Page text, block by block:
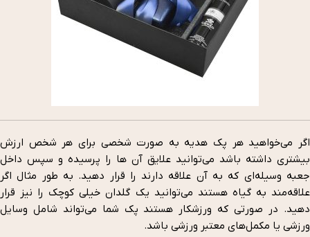
اگر می‌خواهید هر پک هدیه به صورت شخصی برای هر شخص ارزش
بیشتری داشته باشد می‌توانید علایق آن ها را پرسیده و سپس داخل
جعبه وسیله‌ای که به آن علاقه دارند را قرار دهید. به طور مثال اگر
علاقه‌مند به گیاه هستند می‌توانید یک گلدان خیلی کوچک را نیز قرار
دهید. در صورتی که ورزشکار هستند پک شما می‌تواند شامل وسایل
ورزشی یا مکمل‌های معتبر ورزشی باشد.